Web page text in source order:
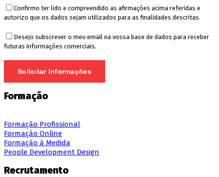
Confirmo ter lido e compreendido as afirmações acima referidas e
autorizo que os dados sejam utilizados para as finalidades descritas.
Desejo subscrever o meu email na vossa base de dados para receber
futuras informações comerciais.
Formação
Formação Profissional
Formação Online
Formação à Medida
People Development Design
Recrutamento